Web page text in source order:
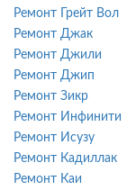
Ремонт Грейт Вол
Ремонт Джак
Ремонт Джили
Ремонт Джип
Ремонт Зикр
Ремонт Инфинити
Ремонт Исузу
Ремонт Кадиллак
Ремонт Каи